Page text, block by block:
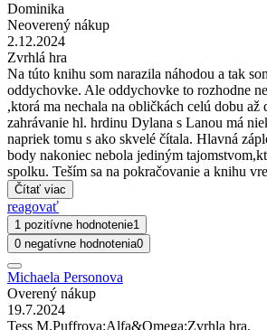
Dominika
Neoverený nákup
2.12.2024
Zvrhlá hra
Na túto knihu som narazila náhodou a tak
oddychovke. Ale oddychovke to rozhodne
,ktorá ma nechala na obličkách celú dobu až
zahrávanie hl. hrdinu Dylana s Lanou má
napriek tomu s ako skvelé čítala. Hlavná
body nakoniec nebola jediným
spolku. Teším sa na pokračovanie a knihu
Čítať viac
reagovať
1 pozitívne hodnotenie1
0 negatívne hodnotenia0
Michaela Personova
Overený nákup
19.7.2024
Tess M.Puffrova:Alfa&Omega:Zvrhla hra.